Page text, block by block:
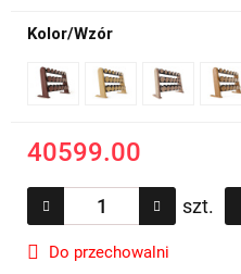
Kolor/Wzór
40599.00
szt.
Do przechowalni